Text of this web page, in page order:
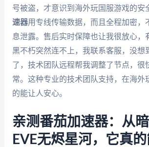
号被盗，才意识到海外玩国服游戏的安
速器用专线传输数据，而且全程加密，
息泄露。售后实时保障也让我很放心，
黑不朽突然连不上，我联系客服，没想
了，技术团队远程帮我调整了节点，很
常。这种专业的技术团队支持，在海外
的能让人安心。
亲测番茄加速器：从
EVE无烬星河，它真的